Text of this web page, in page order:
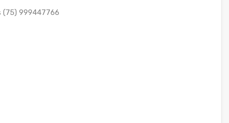
(75) 999447766